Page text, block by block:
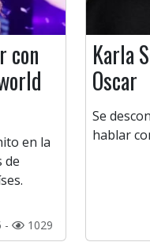
con
en la
de
- 1029
Karla
Oscar
Se
hablar